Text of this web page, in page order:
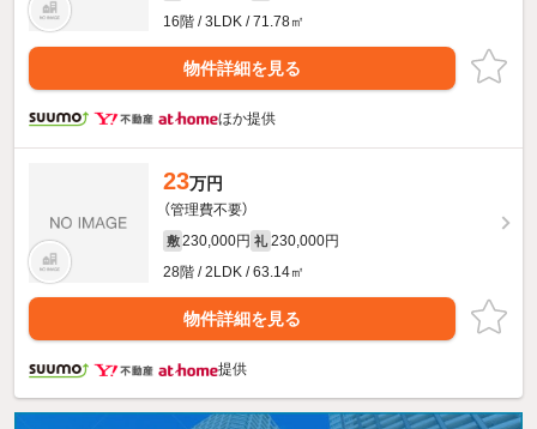
16階 / 3LDK / 71.78㎡
物件詳細を見る
ほか提供
23万円
（管理費不要）
敷 230,000円 礼 230,000円
28階 / 2LDK / 63.14㎡
物件詳細を見る
提供